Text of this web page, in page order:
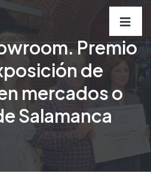
Premio
de
mercados o
Salamanca